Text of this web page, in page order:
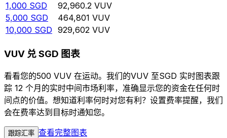
1,000 SGD 92,960.2 VUV
5,000 SGD 464,801 VUV
10,000 SGD 929,602 VUV
VUV 兑 SGD 图表
看看您的500 VUV 在运动。我们的VUV 至SGD 实时图表跟
踪 12 个月的实时中间市场利率，准确显示您的资金在任何时
间点的价值。想知道利率何时对您有利？设置费率提醒，我们
会在费率达到目标时通知您。
跟踪汇率 查看完整图表